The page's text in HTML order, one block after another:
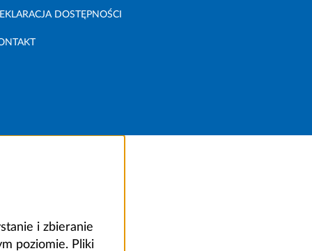
DOSTĘPNOŚCI
i zbieranie
poziomie. Pliki